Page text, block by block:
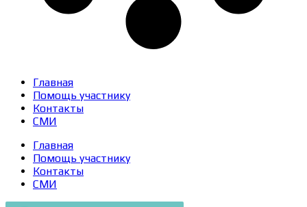
Главная
Помощь участнику
Контакты
СМИ
Главная
Помощь участнику
Контакты
СМИ